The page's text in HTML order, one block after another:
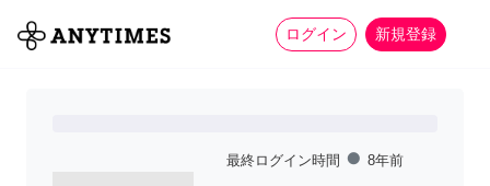
ログイン 新規登録
全て 家事 more_horiz
最終ログイン時間 fiber_manual_record 8年前